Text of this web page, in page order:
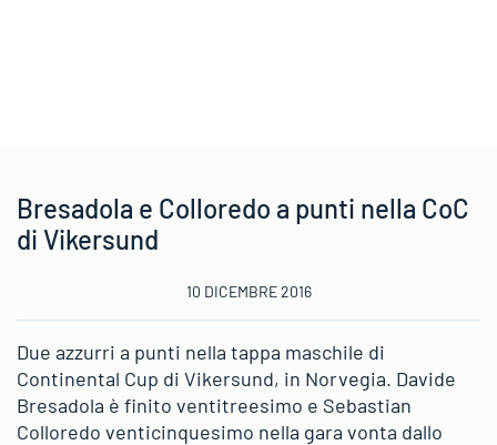
Bresadola e Colloredo a punti nella CoC
di Vikersund
10 DICEMBRE 2016
Due azzurri a punti nella tappa maschile di
Continental Cup di Vikersund, in Norvegia. Davide
Bresadola è finito ventitreesimo e Sebastian
Colloredo venticinquesimo nella gara vonta dallo